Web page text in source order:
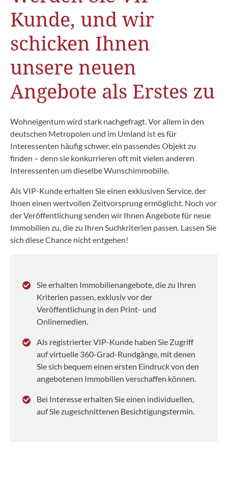
Kunde, und wir
schicken Ihnen
unsere neuen
Angebote als Erstes zu
Wohneigentum wird stark nachgefragt. Vor allem in den
deutschen Metropolen und im Umland ist es für
Interessenten häufig schwer, ein passendes Objekt zu
finden – denn sie konkurrieren oft mit vielen anderen
Interessenten um dieselbe Wunschimmobilie.
Als VIP-Kunde erhalten Sie einen exklusiven Service, der
Ihnen einen wertvollen Zeitvorsprung ermöglicht. Noch vor
der Veröffentlichung senden wir Ihnen Angebote für neue
Immobilien zu, die zu Ihren Suchkriterien passen. Lassen Sie
sich diese Chance nicht entgehen!
Sie erhalten Immobilienangebote, die zu Ihren
Kriterien passen, exklusiv vor der
Veröffentlichung in den Print- und
Onlinemedien.
Als registrierter VIP-Kunde haben Sie Zugriff
auf virtuelle 360-Grad-Rundgänge, mit denen
Sie sich bequem einen ersten Eindruck von den
angebotenen Immobilien verschaffen können.
Bei Interesse erhalten Sie einen individuellen,
auf Sie zugeschnittenen Besichtigungstermin.